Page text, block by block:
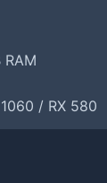
RAM
/ RX 580